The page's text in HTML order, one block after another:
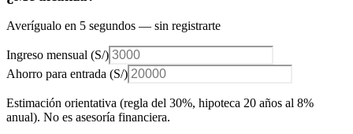
Averígualo en 5 segundos — sin registrarte
Ingreso mensual (S/)
Ahorro para entrada (S/)
Estimación orientativa (regla del 30%, hipoteca 20 años al 8%
anual). No es asesoría financiera.